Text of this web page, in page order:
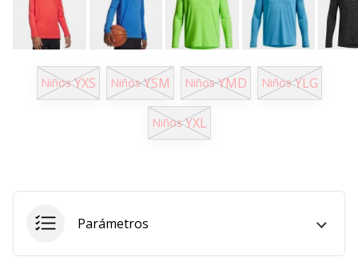
elegir
el
regalo
perfecto!
Encuentra…
¡Conviértete
en
embajador
Weplayvolleyball!
Niños YXS Niños YSM Niños YMD Niños YLG
Niños YXL
Parámetros